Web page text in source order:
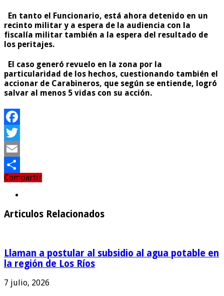
En tanto el Funcionario, está ahora detenido en un
recinto militar y a espera de la audiencia con la
fiscalía militar también a la espera del resultado de
los peritajes.
El caso generó revuelo en la zona por la
particularidad de los hechos, cuestionando también el
accionar de Carabineros, que según se entiende, logró
salvar al menos 5 vidas con su acción.
Facebook
Twitter
Email
Compartir
Compartir
Articulos Relacionados
Llaman a postular al subsidio al agua potable en
la región de Los Ríos
7 julio, 2026